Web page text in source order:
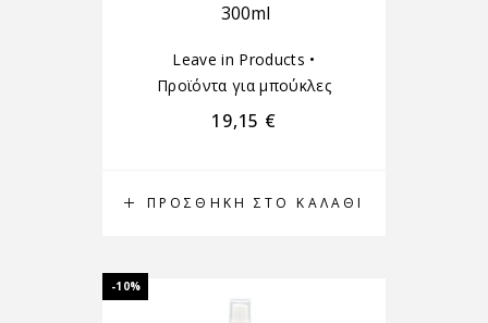
ΠΡΟΣΘΉΚΗ ΣΤΟ ΚΑΛΆΘΙ
300ml
Leave in Products •
Προϊόντα για μπούκλες
19,15 €
-10%